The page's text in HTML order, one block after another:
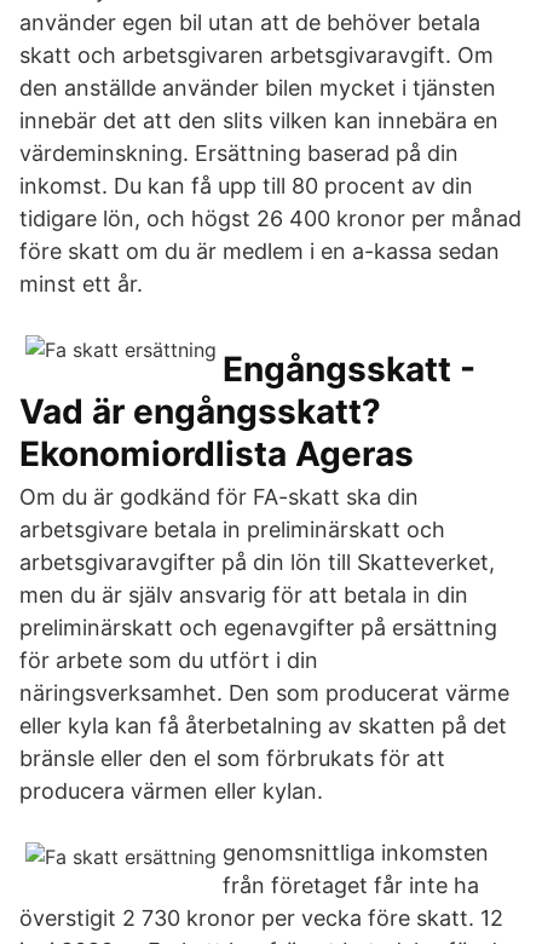
använder egen bil utan att de behöver betala
skatt och arbetsgivaren arbetsgivaravgift. Om
den anställde använder bilen mycket i tjänsten
innebär det att den slits vilken kan innebära en
värdeminskning. Ersättning baserad på din
inkomst. Du kan få upp till 80 procent av din
tidigare lön, och högst 26 400 kronor per månad
före skatt om du är medlem i en a-kassa sedan
minst ett år.
Engångsskatt -
Vad är engångsskatt?
Ekonomiordlista Ageras
Om du är godkänd för FA-skatt ska din
arbetsgivare betala in preliminärskatt och
arbetsgivaravgifter på din lön till Skatteverket,
men du är själv ansvarig för att betala in din
preliminärskatt och egenavgifter på ersättning
för arbete som du utfört i din
näringsverksamhet. Den som producerat värme
eller kyla kan få återbetalning av skatten på det
bränsle eller den el som förbrukats för att
producera värmen eller kylan.
genomsnittliga inkomsten
från företaget får inte ha
överstigit 2 730 kronor per vecka före skatt. 12